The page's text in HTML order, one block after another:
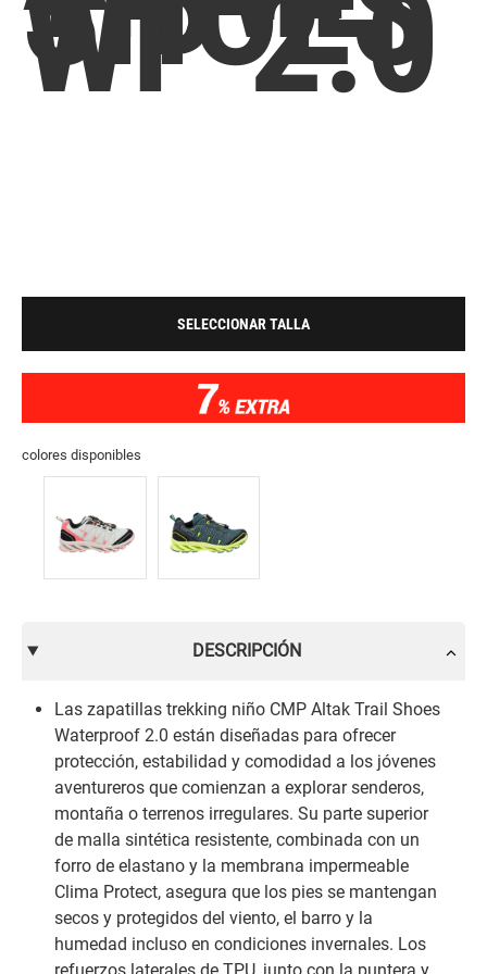
WP 2.0
SELECCIONAR TALLA
colores disponibles
DESCRIPCIÓN
Las zapatillas trekking niño CMP Altak Trail Shoes
Waterproof 2.0 están diseñadas para ofrecer
protección, estabilidad y comodidad a los jóvenes
aventureros que comienzan a explorar senderos,
montaña o terrenos irregulares. Su parte superior
de malla sintética resistente, combinada con un
forro de elastano y la membrana impermeable
Clima Protect, asegura que los pies se mantengan
secos y protegidos del viento, el barro y la
humedad incluso en condiciones invernales. Los